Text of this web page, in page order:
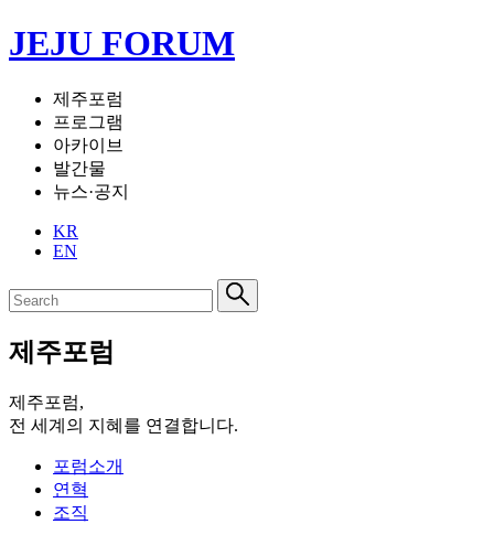
JEJU FORUM
제주포럼
프로그램
아카이브
발간물
뉴스·공지
KR
EN
제주포럼
제주포럼,
전 세계의 지혜를 연결합니다.
포럼소개
연혁
조직